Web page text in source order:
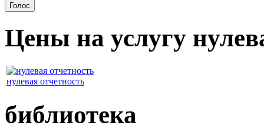
Цены на услугу
нулевая отчетность
библиотека